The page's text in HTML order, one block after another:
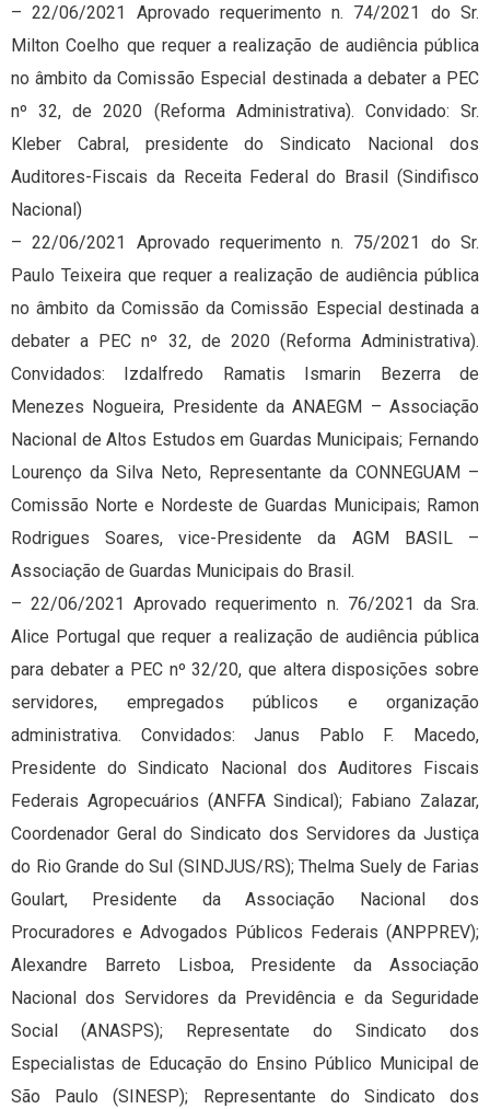
– 22/06/2021 Aprovado requerimento n. 74/2021 do Sr.
Milton Coelho que requer a realização de audiência pública
no âmbito da Comissão Especial destinada a debater a PEC
nº 32, de 2020 (Reforma Administrativa). Convidado: Sr.
Kleber Cabral, presidente do Sindicato Nacional dos
Auditores-Fiscais da Receita Federal do Brasil (Sindifisco
Nacional)
– 22/06/2021 Aprovado requerimento n. 75/2021 do Sr.
Paulo Teixeira que requer a realização de audiência pública
no âmbito da Comissão da Comissão Especial destinada a
debater a PEC nº 32, de 2020 (Reforma Administrativa).
Convidados: Izdalfredo Ramatis Ismarin Bezerra de
Menezes Nogueira, Presidente da ANAEGM – Associação
Nacional de Altos Estudos em Guardas Municipais; Fernando
Lourenço da Silva Neto, Representante da CONNEGUAM –
Comissão Norte e Nordeste de Guardas Municipais; Ramon
Rodrigues Soares, vice-Presidente da AGM BASIL –
Associação de Guardas Municipais do Brasil.
– 22/06/2021 Aprovado requerimento n. 76/2021 da Sra.
Alice Portugal que requer a realização de audiência pública
para debater a PEC nº 32/20, que altera disposições sobre
servidores, empregados públicos e organização
administrativa. Convidados: Janus Pablo F. Macedo,
Presidente do Sindicato Nacional dos Auditores Fiscais
Federais Agropecuários (ANFFA Sindical); Fabiano Zalazar,
Coordenador Geral do Sindicato dos Servidores da Justiça
do Rio Grande do Sul (SINDJUS/RS); Thelma Suely de Farias
Goulart, Presidente da Associação Nacional dos
Procuradores e Advogados Públicos Federais (ANPPREV);
Alexandre Barreto Lisboa, Presidente da Associação
Nacional dos Servidores da Previdência e da Seguridade
Social (ANASPS); Representate do Sindicato dos
Especialistas de Educação do Ensino Público Municipal de
São Paulo (SINESP); Representante do Sindicato dos